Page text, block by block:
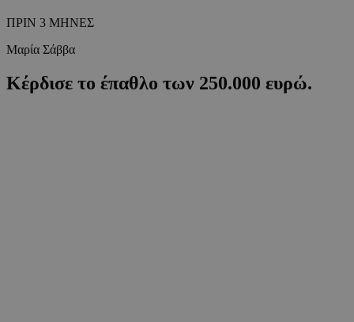
ΠΡΙΝ 3 ΜΗΝΕΣ
Μαρία Σάββα
Κέρδισε το έπαθλο των 250.000 ευρώ.